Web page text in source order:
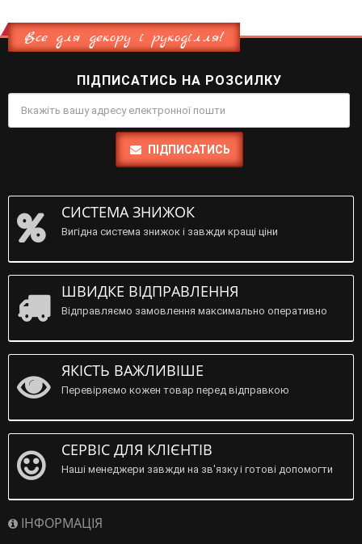
Все для декору і рукоділля!
ПІДПИСАТИСЬ НА РОЗСИЛКУ
ПІДПИСАТИСЬ
СИСТЕМА ЗНИЖОК
Вигідна система знижок і завжди кращі ціни
ШВИДКЕ ВІДПРАВЛЕННЯ
Відправляємо замовлення максимально оперативно
ЯКІСТЬ ВАЖЛИВІШЕ
Перевіряємо кожен товар перед відправкою
СЕРВІС ДЛЯ КЛІЄНТІВ
Наші менеджери завжди на зв'язку і готові допомогти
ІНФОРМАЦІЯ